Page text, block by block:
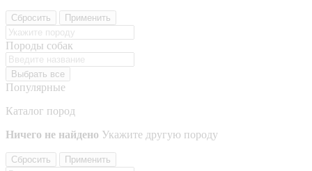
Сбросить Применить
Породы собак
Выбрать все
Популярные
Каталог пород
Ничего не найдено Укажите другую породу
Сбросить Применить